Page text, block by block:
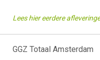
Lees hier eerdere
GGZ Totaal Amsterdam